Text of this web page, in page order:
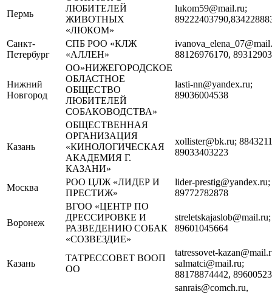
Пермь
ЛЮБИТЕЛЕЙ
ЖИВОТНЫХ
«ЛЮКОМ»
lukom59@mail.ru;
Санкт-
Петербург
СПБ РОО «КЛЖ
«АЛЛЕН»
88126976170,
Нижний
Новгород
ОО»НИЖЕГОРОДСКОЕ
ОБЛАСТНОЕ
ОБЩЕСТВО
ЛЮБИТЕЛЕЙ
СОБАКОВОДСТВА»
lasti-nn@yandex.ru;
89036004538
Казань
ОБЩЕСТВЕННАЯ
ОРГАНИЗАЦИЯ
«КИНОЛОГИЧЕСКАЯ
АКАДЕМИЯ Г.
КАЗАНИ»
xollister@bk.ru;
89033403223
Москва
РОО ЦЛЖ «ЛИДЕР И
ПРЕСТИЖ»
lider-prestig@yandex.ru;
89772782878
Воронеж
ВГОО «ЦЕНТР ПО
ДРЕССИРОВКЕ И
РАЗВЕДЕНИЮ СОБАК
«СОЗВЕЗДИЕ»
streletskajaslob@mail.ru;
89601045664
Казань
ТАТРЕССОВЕТ ВООП
ОО
tatressovet-
salmatci@mail.ru;
88178874442,
sanrais@comch.ru,